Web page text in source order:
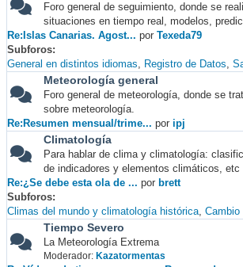
Foro general de seguimiento, donde se
situaciones en tiempo real, modelos,
Re:Islas Canarias. Agost... por Texeda79
Subforos
General en distintos idiomas
Registro de Datos
Meteorología general
Foro general de meteorología, donde se
sobre meteorología.
Re:Resumen mensual/trime... por ipj
Climatología
Para hablar de clima y climatología:
de indicadores y elementos climáticos, etc
Re:¿Se debe esta ola de ... por brett
Subforos
Climas del mundo y climatología histórica
Tiempo Severo
La Meteorología Extrema
Moderador: Kazatormentas